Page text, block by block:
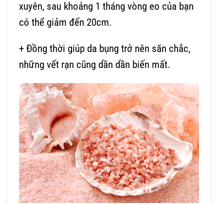
xuyên, sau khoảng 1 tháng vòng eo của bạn
có thể giảm đến 20cm.
+ Đồng thời giúp da bụng trở nên săn chắc,
những vết rạn cũng dần dần biến mất.